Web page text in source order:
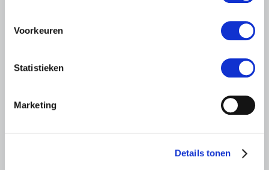
Voorkeuren
Statistieken
Marketing
Details tonen
bezoekt melkveehouderij in
LTO Nederland ontving gisteren Tweede Kamerlid
Vries in It Heidenskip.